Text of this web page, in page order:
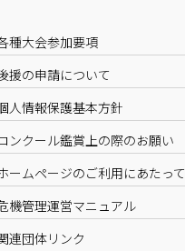
種大会参加要項
援の申請について
人情報保護基本方針
ンクール鑑賞上の際のお願い
ームページのご利用にあたって
機管理運営マニュアル
連団体リンク